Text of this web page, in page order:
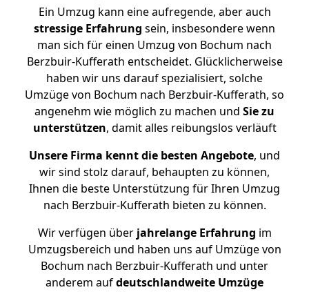
Ein Umzug kann eine aufregende, aber auch
stressige Erfahrung sein, insbesondere wenn
man sich für einen Umzug von Bochum nach
Berzbuir-Kufferath entscheidet. Glücklicherweise
haben wir uns darauf spezialisiert, solche
Umzüge von Bochum nach Berzbuir-Kufferath, so
angenehm wie möglich zu machen und Sie zu
unterstützen, damit alles reibungslos verläuft
Unsere Firma kennt die besten Angebote, und
wir sind stolz darauf, behaupten zu können,
Ihnen die beste Unterstützung für Ihren Umzug
nach Berzbuir-Kufferath bieten zu können.
Wir verfügen überjahrelange Erfahrung im
Umzugsbereich und haben uns auf Umzüge von
Bochum nach Berzbuir-Kufferath und unter
anderem aufdeutschlandweite Umzüge